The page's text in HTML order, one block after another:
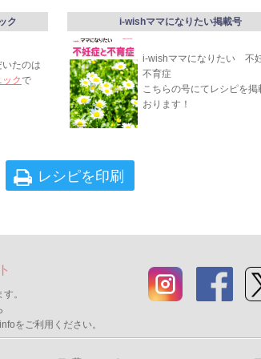
ク
たのは
クで
i-wishママになりたい掲載号
i-wishママになりたい 不
不育症
こちらの号にてレシピを掲
おります！
レシピを印刷
。
をご利用ください。